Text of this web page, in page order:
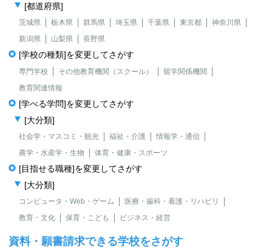
[都道府県]
茨城県 栃木県 群馬県 埼玉県 千葉県 東京都
神奈川県
新潟県
山梨県 長野県
[学校の種類]を変更してさがす
専門学校 その他教育機関（スクール）
留学関係機関
教育関連情報
[学べる学問]を変更してさがす
[大分類]
社会学・マスコミ・観光 福祉・介護
情報学・通信
農学・水産学・生物
体育・健康・スポーツ
[目指せる職種]を変更してさがす
[大分類]
コンピュータ・Web・ゲーム
医療・歯科・看護・リハビリ
教育・文化
保育・こども ビジネス・経営
資料・願書請求できる学校をさがす